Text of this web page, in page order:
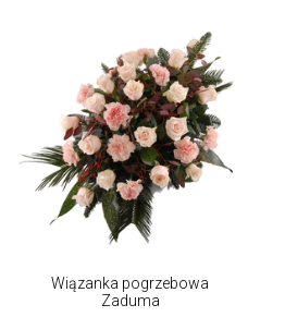
Wiązanka pogrzebowa
Zaduma